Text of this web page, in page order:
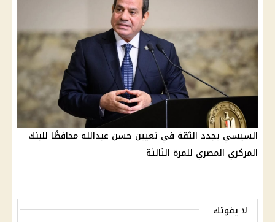
السيسي يجدد الثقة في تعيين حسن عبدالله محافظًا للبنك
المركزي المصري للمرة الثالثة
لا يفوتك